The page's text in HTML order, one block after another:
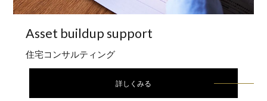
Asset buildupsupport
住宅コンサルティング
詳しくみる